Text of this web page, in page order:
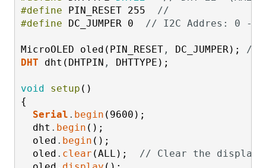
#define
PIN_RESET 255
//
#define
DC_JUMPER 0 // I2C Addres: 0 -
MicroOLED oled ( PIN_RESET, DC_JUMPER) ;
//
DHT
dht ( DHTPIN , DHTTYPE ) ;
void setup ( )
{
Serial . begin ( 9600 ) ;
dht . begin ( ) ;
oled . begin ( ) ;
oled . clear (ALL ) ;
// Clear the